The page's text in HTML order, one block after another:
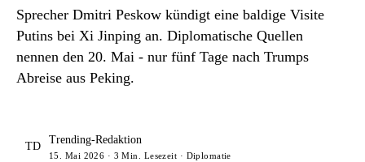
Sprecher Dmitri Peskow kündigt eine baldige Visite
Putins bei Xi Jinping an. Diplomatische Quellen
nennen den 20. Mai - nur fünf Tage nach Trumps
Abreise aus Peking.
TD
Trending-Redaktion
15. Mai 2026 · 3 Min. Lesezeit · Diplomatie